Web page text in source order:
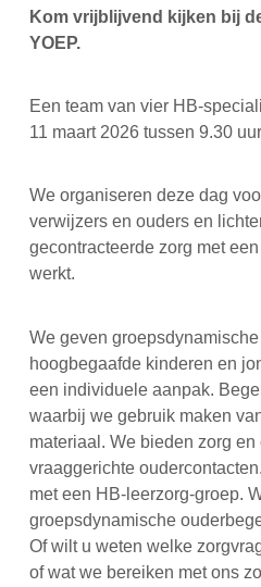
Kom vrijblijvend kijken bij
YOEP.
Een team van vier HB-
11 maart 2026 tussen 9.30
We organiseren deze dag
verwijzers en ouders en
gecontracteerde zorg met
werkt.
We geven
hoogbegaafde kinderen en
een individuele aanpak.
waarbij we gebruik maken
materiaal. We bieden zorg
vraaggerichte
met een HB-leerzorg-groep.
groepsdynamische
Of wilt u weten welke
of wat we bereiken met ons